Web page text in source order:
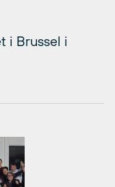
i Brussel i